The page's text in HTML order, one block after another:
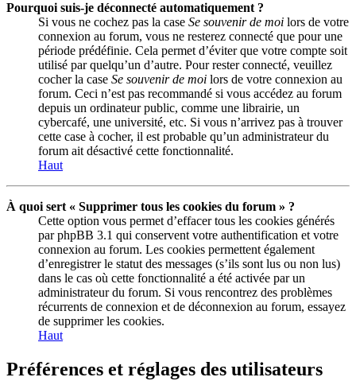
Pourquoi suis-je déconnecté automatiquement ?
Si vous ne cochez pas la case Se souvenir de moi lors de votre
connexion au forum, vous ne resterez connecté que pour une
période prédéfinie. Cela permet d’éviter que votre compte soit
utilisé par quelqu’un d’autre. Pour rester connecté, veuillez
cocher la case Se souvenir de moi lors de votre connexion au
forum. Ceci n’est pas recommandé si vous accédez au forum
depuis un ordinateur public, comme une librairie, un
cybercafé, une université, etc. Si vous n’arrivez pas à trouver
cette case à cocher, il est probable qu’un administrateur du
forum ait désactivé cette fonctionnalité.
Haut
À quoi sert « Supprimer tous les cookies du forum » ?
Cette option vous permet d’effacer tous les cookies générés
par phpBB 3.1 qui conservent votre authentification et votre
connexion au forum. Les cookies permettent également
d’enregistrer le statut des messages (s’ils sont lus ou non lus)
dans le cas où cette fonctionnalité a été activée par un
administrateur du forum. Si vous rencontrez des problèmes
récurrents de connexion et de déconnexion au forum, essayez
de supprimer les cookies.
Haut
Préférences et réglages des utilisateurs